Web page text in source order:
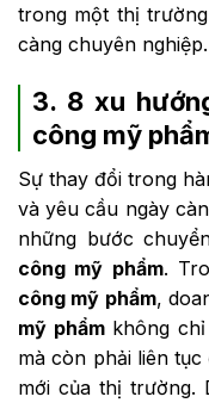
trong một thị
càng chuyên nghiệp.
3. 8 xu
công mỹ
Sự thay đổi trong
và yêu cầu ngày
những bước
công mỹ phẩm.
công mỹ phẩm,
mỹ phẩmkhông chỉ
mà còn phải liên
mới của thị trường.